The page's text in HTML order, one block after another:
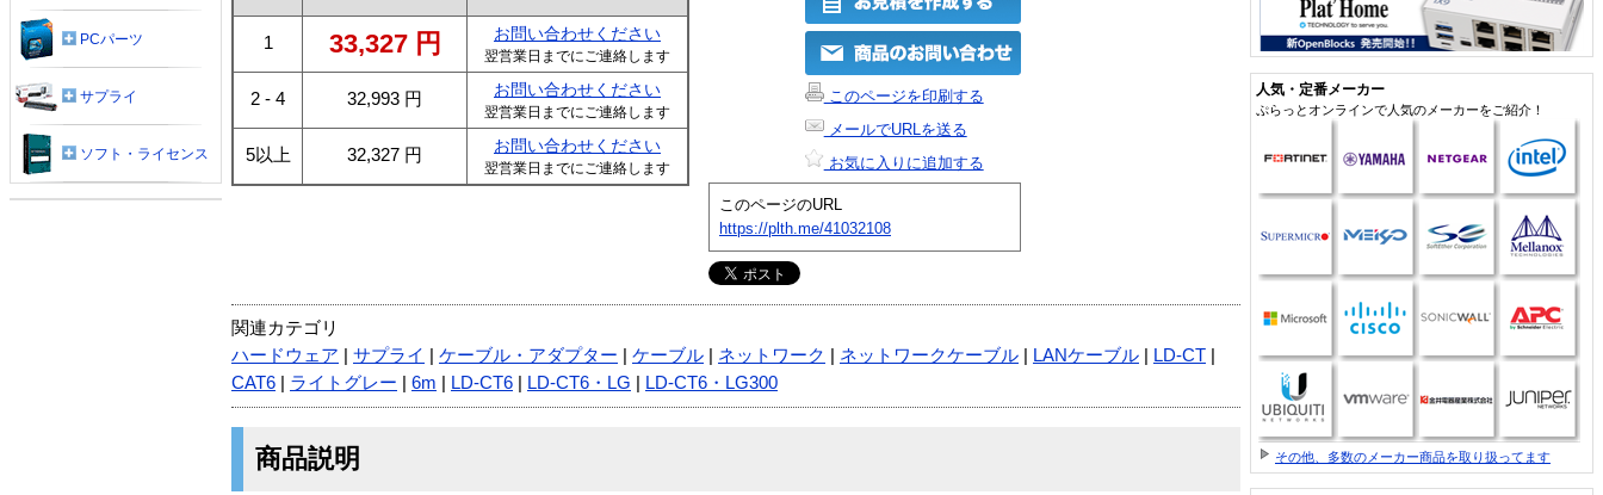
1 33,327 円 お問い合わせください
翌営業日までにご連絡します
2 - 4 32,993 円 お問い合わせください
翌営業日までにご連絡します
5以上 32,327 円 お問い合わせください
翌営業日までにご連絡します
このページを印刷する
メールでURLを送る
お気に入りに追加する
このページのURL
https://plth.me/41032108
関連カテゴリ
ハードウェア
サプライ ケーブル・アダプター ケーブル ネットワーク ネットワークケーブル LANケーブル LD-CT
CAT6
ライトグレー 6m LD-CT6 LD-CT6・LG LD-CT6・LG300
商品説明
PCパーツ
サプライ
ソフト・ライセンス
人気・定番メーカー
ぷらっとオンラインで人気のメーカーをご紹介！
その他、多数のメーカー商品を取り扱ってます